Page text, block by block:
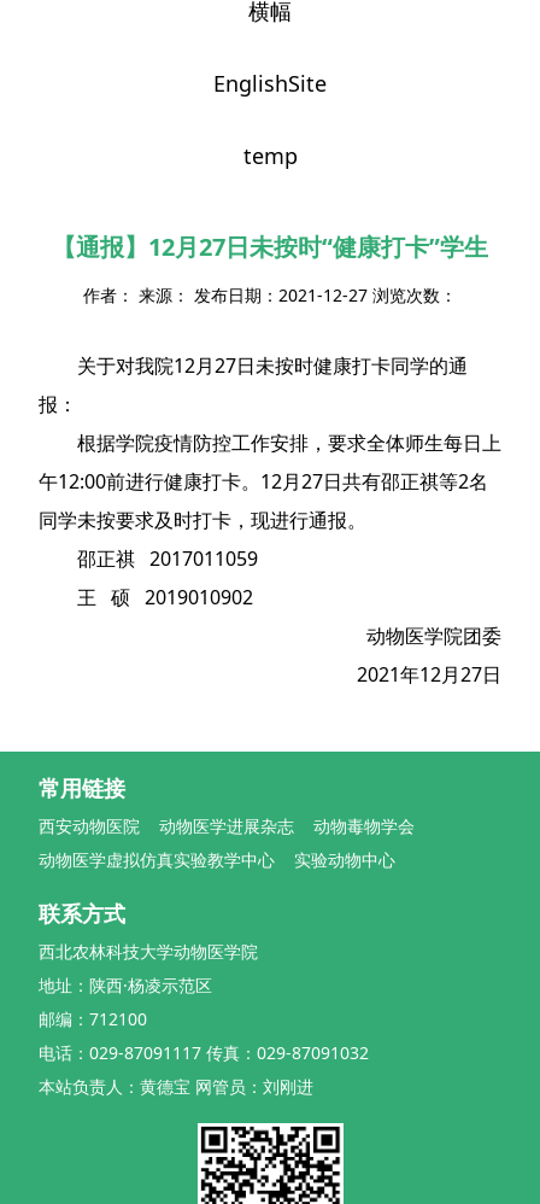
横幅
EnglishSite
temp
【通报】12月27日未按时“健康打卡”学生
作者： 来源： 发布日期：2021-12-27 浏览次数：
关于对我院12月27日未按时健康打卡同学的通
报：
根据学院疫情防控工作安排，要求全体师生每日上
午12:00前进行健康打卡。12月27日共有邵正祺等2名
同学未按要求及时打卡，现进行通报。
邵正祺 2017011059
王 硕 2019010902
动物医学院团委
2021年12月27日
常用链接
西安动物医院 动物医学进展杂志
动物毒物学会
动物医学虚拟仿真实验教学中心
实验动物中心
联系方式
西北农林科技大学动物医学院
地址：陕西·杨凌示范区
邮编：712100
电话：029-87091117 传真：029-87091032
本站负责人：黄德宝 网管员：刘刚进